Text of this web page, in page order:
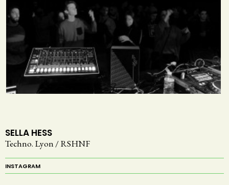
SELLA HESS
Techno. Lyon / RSHNF
INSTAGRAM